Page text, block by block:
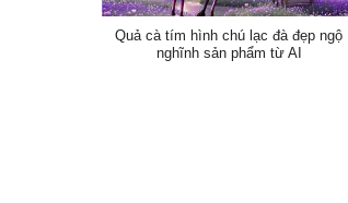
Quả cà tím hình chú lạc đà đẹp ngộ
nghĩnh sản phẩm từ AI